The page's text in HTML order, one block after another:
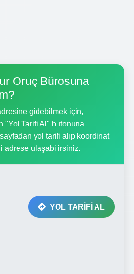
Oruç Bürosuna
gidebilmek için,
"Yol Tarifi Al" butonuna
yol tarifi alıp koordinat
adrese ulaşabilirsiniz.
YOL TARİFİ AL